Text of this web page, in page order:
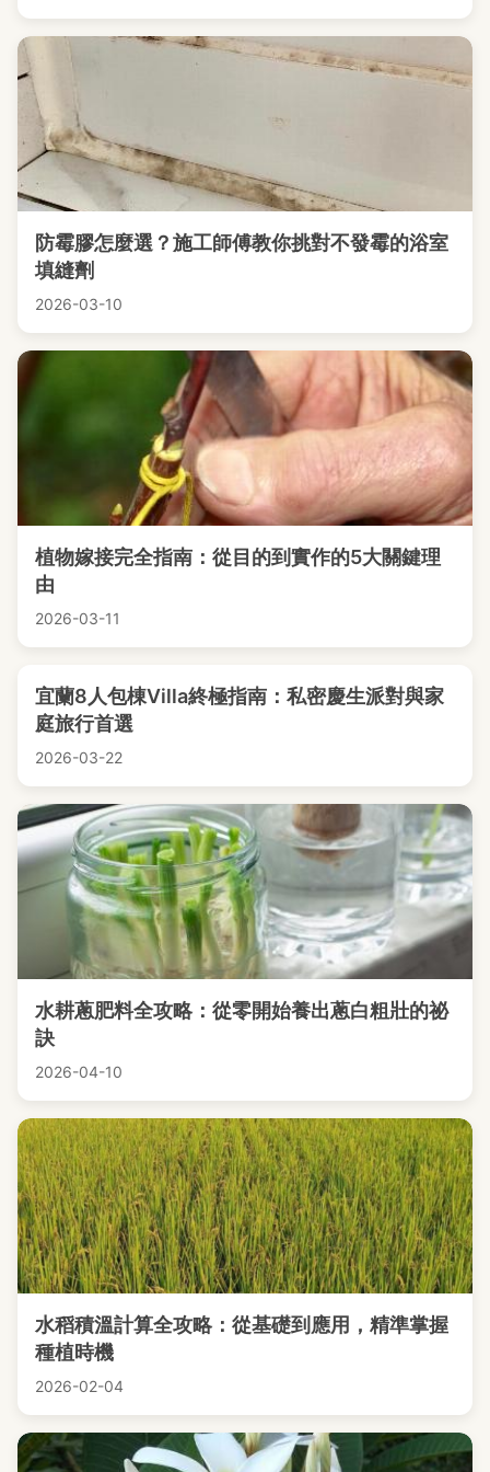
防霉膠怎麼選？施工師傅教你挑對不發霉的浴室
填縫劑
2026-03-10
植物嫁接完全指南：從目的到實作的5大關鍵理
由
2026-03-11
宜蘭8人包棟Villa終極指南：私密慶生派對與家
庭旅行首選
2026-03-22
水耕蔥肥料全攻略：從零開始養出蔥白粗壯的祕
訣
2026-04-10
水稻積溫計算全攻略：從基礎到應用，精準掌握
種植時機
2026-02-04